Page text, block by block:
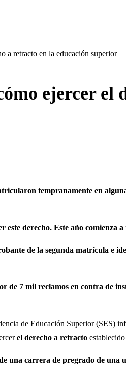
a retracto en la educación superior
ejercer el
tempranamente en
derecho. Este año comienza
de la segunda matrícula e
7 mil reclamos en contra de
de Educación Superior (SES)
el derecho a retracto
una carrera de pregrado de